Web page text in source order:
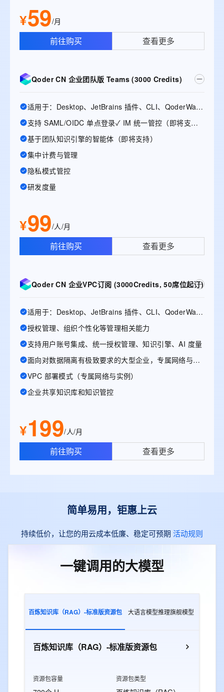
¥59/月
前往购买 查看更多
Qoder CN 企业团队版 Teams (3000 Credits)
适用于：Desktop、JetBrains 插件、CLI、QoderWake、Mobile
支持 SAML/OIDC 单点登录✓ IM 统一管控（即将支持）
基于团队知识引擎的智能体（即将支持）
集中计费与管理
隐私模式管控
研发度量
¥99/人/月
前往购买 查看更多
Qoder CN 企业VPC订阅 (3000Credits, 50席位起订)
适用于：Desktop、JetBrains 插件、CLI、QoderWake、Mobile
授权管理、组织个性化等管理相关能力
支持用户账号集成、统一授权管理、知识引擎、AI 度量
面向对数据隔离有极致要求的大型企业，专属网络与实例
VPC 部署模式（专属网络与实例）
企业共享知识库和知识管控
¥199/人/月
前往购买 查看更多
简单易用，钜惠上云
持续低价，让您的用云成本低廉、稳定可预期 活动规则
一键调用的大模型
百炼知识库（RAG）-标准版资源包 大语言模型推理旗舰模型
百炼知识库（RAG）-标准版资源包
资源包容量 资源包类型